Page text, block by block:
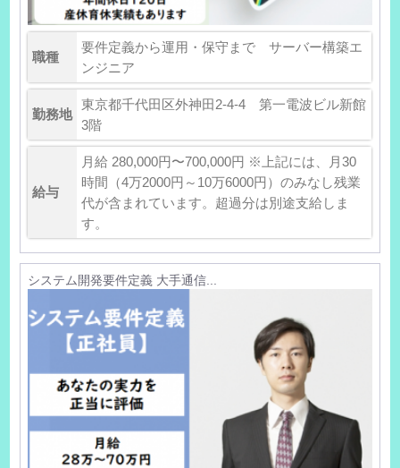
職種
要件定義から運用・保守まで サーバー構築エ
ンジニア
勤務地
東京都千代田区外神田2-4-4 第一電波ビル新館
3階
給与
月給 280,000円〜700,000円 ※上記には、月30
時間（4万2000円～10万6000円）のみなし残業
代が含まれています。超過分は別途支給しま
す。
システム開発要件定義 大手通信...